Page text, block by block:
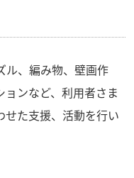
ル、編み物、壁画作
ョンなど、利用者さま
せた支援、活動を行い